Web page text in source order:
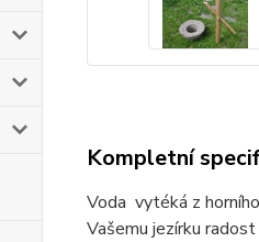
Kompletní
Voda vytéká z
Vašemu jezírku